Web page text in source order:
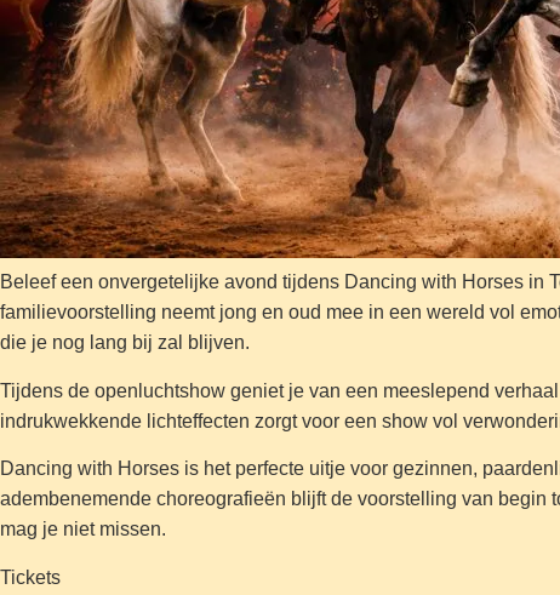
Beleef een onvergetelijke avond tijdens Dancing with Horses in
familievoorstelling neemt jong en oud mee in een wereld vol
die je nog lang bij zal blijven.
Tijdens de openluchtshow geniet je van een meeslepend
indrukwekkende lichteffecten zorgt voor een show vol
Dancing with Horses is het perfecte uitje voor gezinnen,
adembenemende choreografieën blijft de voorstelling van begin
mag je niet missen.
Tickets